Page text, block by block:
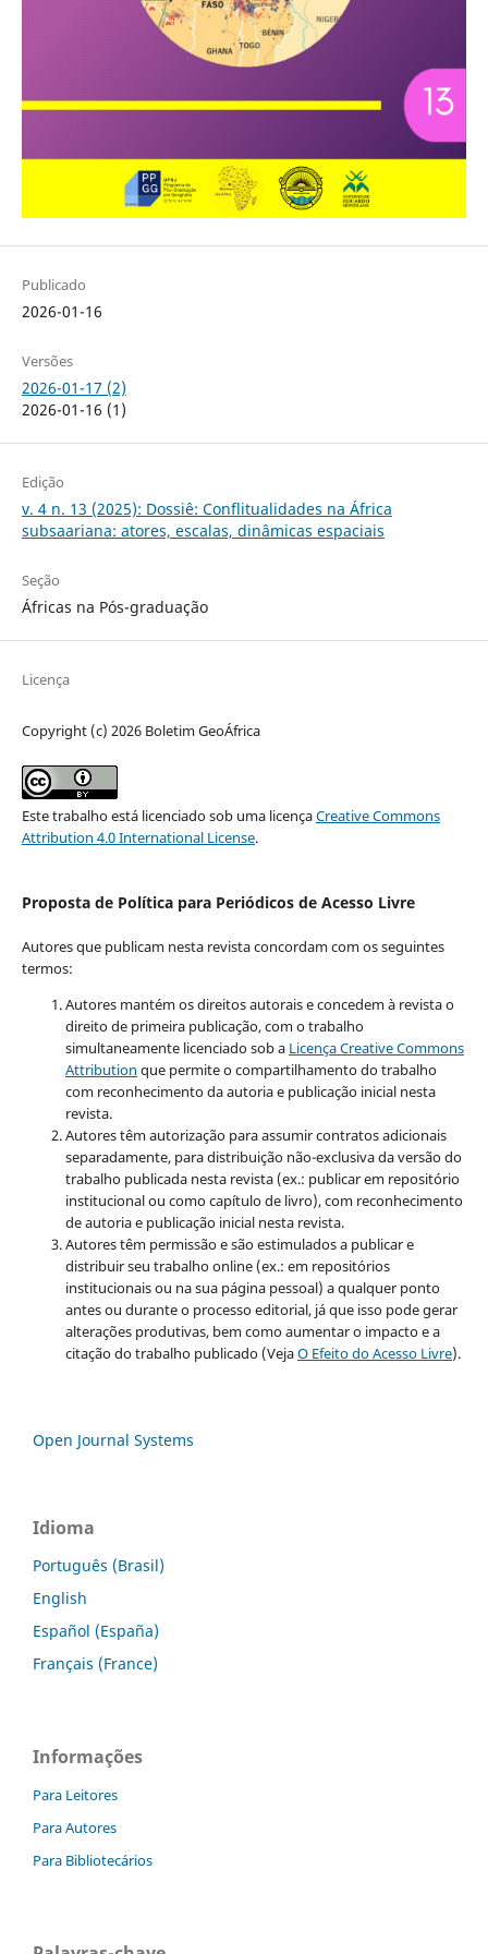
Publicado
2026-01-16
Versões
2026-01-17 (2)
2026-01-16 (1)
Edição
v. 4 n. 13 (2025): Dossiê: Conflitualidades na África
subsaariana: atores, escalas, dinâmicas espaciais
Seção
Áfricas na Pós-graduação
Licença
Copyright (c) 2026 Boletim GeoÁfrica
Este trabalho está licenciado sob uma licençaCreative Commons
Attribution 4.0 International License.
Proposta de Política para Periódicos de Acesso Livre
Autores que publicam nesta revista concordam com os seguintes
termos:
Autores mantém os direitos autorais e concedem à revista o
direito de primeira publicação, com o trabalho
simultaneamente licenciado sob a Licença Creative Commons
Attribution que permite o compartilhamento do trabalho
com reconhecimento da autoria e publicação inicial nesta
revista.
Autores têm autorização para assumir contratos adicionais
separadamente, para distribuição não-exclusiva da versão do
trabalho publicada nesta revista (ex.: publicar em repositório
institucional ou como capítulo de livro), com reconhecimento
de autoria e publicação inicial nesta revista.
Autores têm permissão e são estimulados a publicar e
distribuir seu trabalho online (ex.: em repositórios
institucionais ou na sua página pessoal) a qualquer ponto
antes ou durante o processo editorial, já que isso pode gerar
alterações produtivas, bem como aumentar o impacto e a
citação do trabalho publicado (VejaO Efeito do Acesso Livre).
Open Journal Systems
Idioma
Português (Brasil)
English
Español (España)
Français (France)
Informações
Para Leitores
Para Autores
Para Bibliotecários